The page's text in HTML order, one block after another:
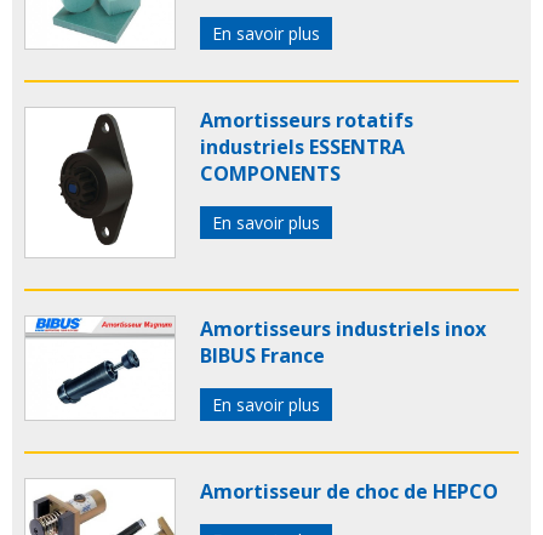
En savoir plus
Amortisseurs rotatifs
industriels ESSENTRA
COMPONENTS
En savoir plus
Amortisseurs industriels inox
BIBUS France
En savoir plus
Amortisseur de choc de HEPCO